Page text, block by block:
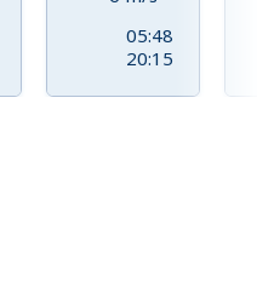
05:48
20:15